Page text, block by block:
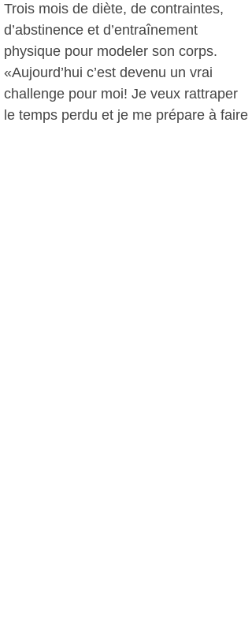
Trois mois de diète, de contraintes,
d’abstinence et d’entraînement
physique pour modeler son corps.
«Aujourd’hui c’est devenu un vrai
challenge pour moi! Je veux rattraper
le temps perdu et je me prépare à faire